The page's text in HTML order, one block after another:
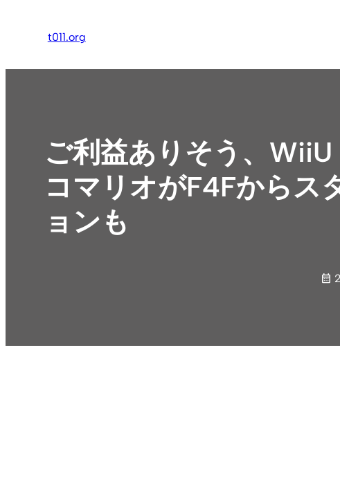
ス
t011.org
ご利益ありそう、
コマリオがF4Fからス
ョンも